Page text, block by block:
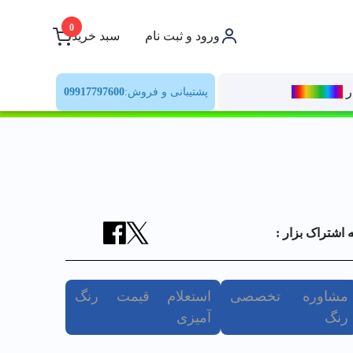
ورود و ثبت نام سبد خرید
0
پشتیبانی و فروش:09917797600
اشتراک بزار :
مشاوره تخصصی
رنگ
استعلام قیمت رنگ
آمیزی